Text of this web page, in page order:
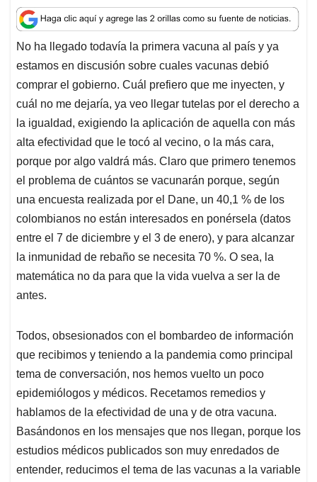
a
t
s
A
p
p
c
e
b
o
o
k
n
k
e
d
I
n
a
i
r
e
a
d
s
No ha llegado todavía la primera vacuna al país y ya
estamos en discusión sobre cuales vacunas debió
comprar el gobierno. Cuál prefiero que me inyecten, y
cuál no me dejaría, ya veo llegar tutelas por el derecho a
la igualdad, exigiendo la aplicación de aquella con más
alta efectividad que le tocó al vecino, o la más cara,
porque por algo valdrá más. Claro que primero tenemos
el problema de cuántos se vacunarán porque, según
una encuesta realizada por el Dane, un 40,1 % de los
colombianos no están interesados en ponérsela (datos
entre el 7 de diciembre y el 3 de enero), y para alcanzar
la inmunidad de rebaño se necesita 70 %. O sea, la
matemática no da para que la vida vuelva a ser la de
antes.
Todos, obsesionados con el bombardeo de información
que recibimos y teniendo a la pandemia como principal
tema de conversación, nos hemos vuelto un poco
epidemiólogos y médicos. Recetamos remedios y
hablamos de la efectividad de una y de otra vacuna.
Basándonos en los mensajes que nos llegan, porque los
estudios médicos publicados son muy enredados de
entender, reducimos el tema de las vacunas a la variable